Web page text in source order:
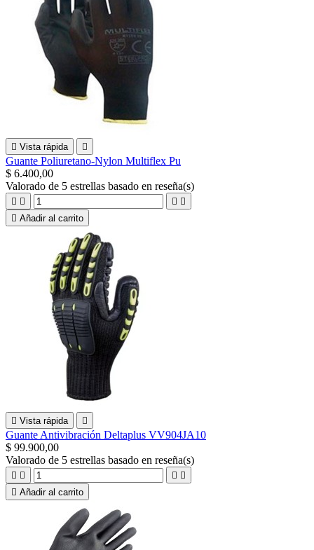
 Vista rápida 
Guante Poliuretano-Nylon Multiflex Pu
$ 6.400,00
Valorado de 5 estrellas basado en reseña(s)
   
 Añadir al carrito
 Vista rápida 
Guante Antivibración Deltaplus VV904JA10
$ 99.900,00
Valorado de 5 estrellas basado en reseña(s)
   
 Añadir al carrito